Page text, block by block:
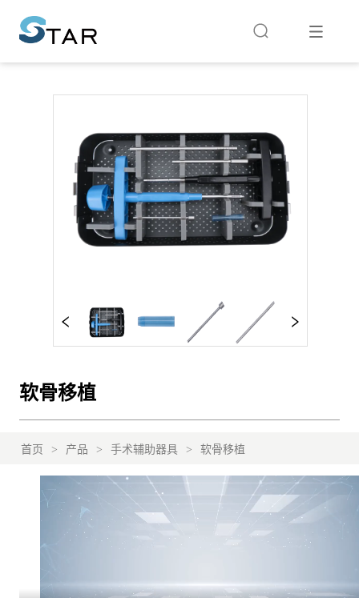
软骨移植
首页 > 产品 > 手术辅助器具 > 软骨移植